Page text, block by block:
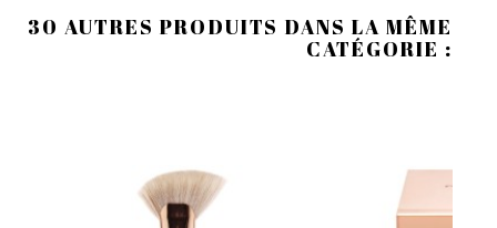
30 AUTRES PRODUITS DANS LA MÊME
CATÉGORIE :